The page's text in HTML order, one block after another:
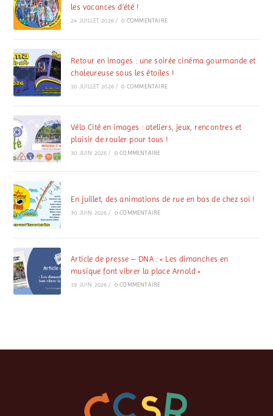
les vacances d’été !
24 JUILLET 2026 / 0 COMMENTAIRE
Retour en images : une soirée cinéma gourmande et
chaleureuse sous les étoiles !
10 JUILLET 2026 / 0 COMMENTAIRE
Vélo Cité en images : ateliers, jeux, rencontres et
plaisir de rouler pour tous !
30 JUIN 2026 / 0 COMMENTAIRE
En juillet, des animations de rue en bas de chez soi !
30 JUIN 2026 / 0 COMMENTAIRE
Article de presse – DNA : « Les dimanches en
musique font vibrer la place Arnold »
19 JUIN 2026 / 0 COMMENTAIRE